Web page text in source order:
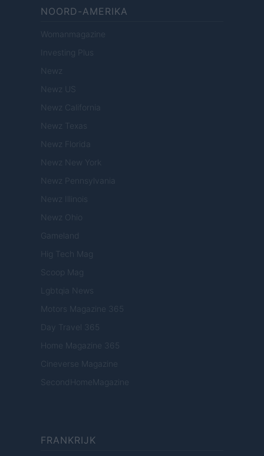
NOORD-AMERIKA
Womanmagazine
Investing Plus
Newz
Newz US
Newz California
Newz Texas
Newz Florida
Newz New York
Newz Pennsylvania
Newz Illinois
Newz Ohio
Gameland
Hig Tech Mag
Scoop Mag
Lgbtqia News
Motors Magazine 365
Day Travel 365
Home Magazine 365
Cineverse Magazine
SecondHomeMagazine
FRANKRIJK